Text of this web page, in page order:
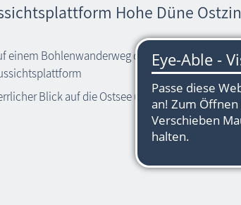
Hohe Düne
einem Bohlenwanderweg durch das
Blick auf die Ostsee und den Ostzingst